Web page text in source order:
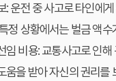
:운전 중 사고로 타인에
정 상황에서는 벌금 액
임 비용:교통사고로 인해
움을 받아 자신의 권리를